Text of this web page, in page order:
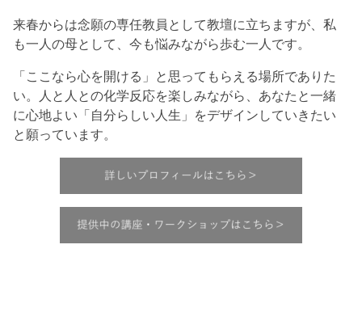
来春からは念願の専任教員として教壇に立ちますが、私
も一人の母として、今も悩みながら歩む一人です。
「ここなら心を開ける」と思ってもらえる場所でありた
い。人と人との化学反応を楽しみながら、あなたと一緒
に心地よい「自分らしい人生」をデザインしていきたい
と願っています。